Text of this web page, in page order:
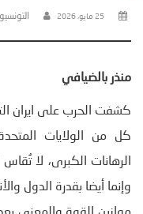
25 مايو، 2026
منذر بالضيافي
كل من الولايات
الرهانات الكبرى، لا
وإنما أيضا بقدرة الدول